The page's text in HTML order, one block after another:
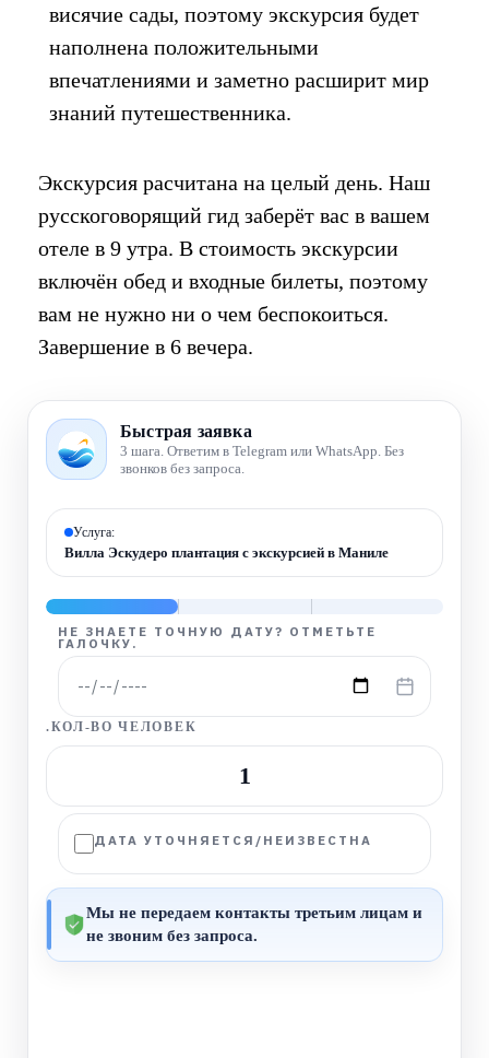
висячие сады, поэтому экскурсия будет
наполнена положительными
впечатлениями и заметно расширит мир
знаний путешественника.
Экскурсия расчитана на целый день. Наш
русскоговорящий гид заберёт вас в вашем
отеле в 9 утра. В стоимость экскурсии
включён обед и входные билеты, поэтому
вам не нужно ни о чем беспокоиться.
Завершение в 6 вечера.
Быстрая заявка
3 шага. Ответим в Telegram или WhatsApp. Без
звонков без запроса.
Услуга:
Вилла Эскудеро плантация с экскурсией в Маниле
НЕ ЗНАЕТЕ ТОЧНУЮ ДАТУ? ОТМЕТЬТЕ
ГАЛОЧКУ.
.КОЛ-ВО ЧЕЛОВЕК
1
ДАТА УТОЧНЯЕТСЯ/НЕИЗВЕСТНА
Мы не передаем контакты третьим лицам и
не звоним без запроса.